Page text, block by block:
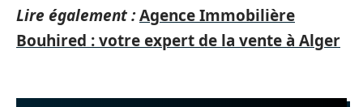
Lire également :Agence Immobilière
Bouhired : votre expert de la vente à Alger